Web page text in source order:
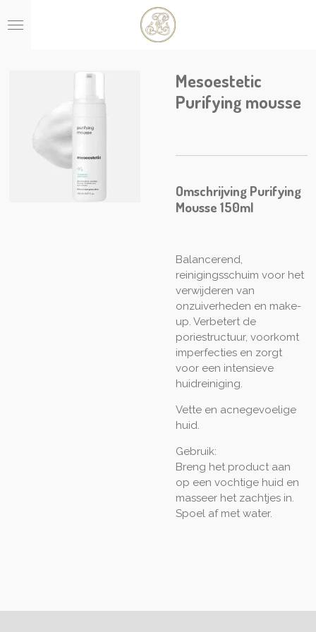
direct
Mesoestetic
Purifying mousse
Omschrijving Purifying
Mousse 150ml
Balancerend,
reinigingsschuim voor het
verwijderen van
onzuiverheden en make-
up. Verbetert de
poriestructuur, voorkomt
imperfecties en zorgt
voor een intensieve
huidreiniging.
Vette en acnegevoelige
huid.
Gebruik:
Breng het product aan
op een vochtige huid en
masseer het zachtjes in.
Spoel af met water.